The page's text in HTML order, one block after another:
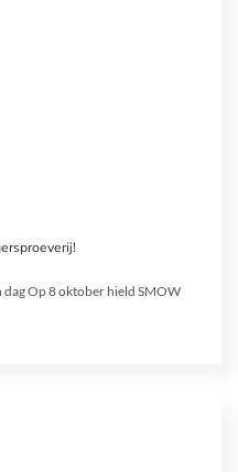
Op 8 oktober hield SMOW